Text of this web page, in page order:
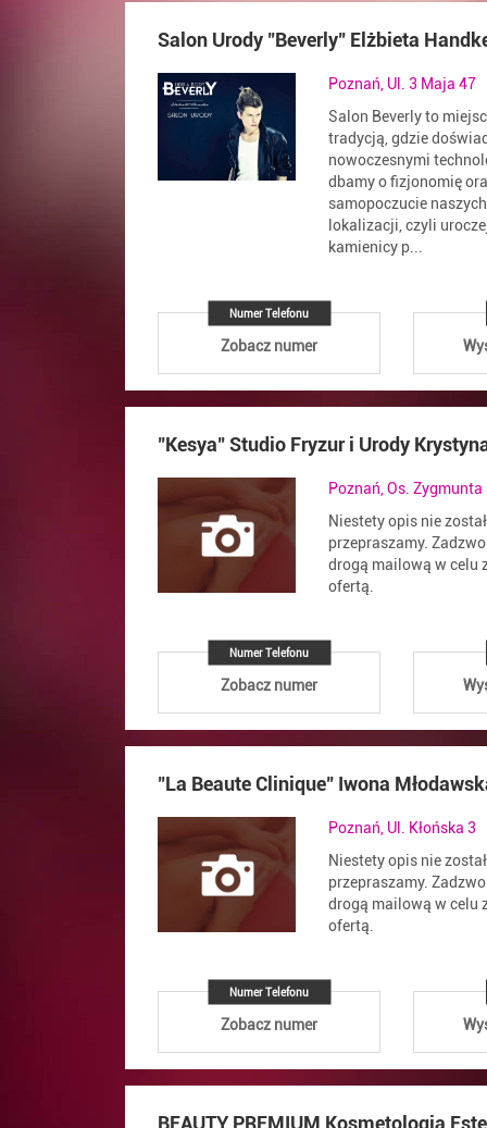
Salon Urody "Beverly" Elżbieta
Poznań, Ul. 3 Maja 47
Salon Beverly to
tradycją, gdzie
nowoczesnymi
dbamy o fizjonomię
samopoczucie
lokalizacji, czyli
kamienicy p...
Numer Telefonu
Zobacz numer
"Kesya" Studio Fryzur i Urody
Poznań, Os.
Niestety opis nie
przepraszamy.
drogą mailową w celu
ofertą.
Numer Telefonu
Zobacz numer
"La Beaute Clinique" Iwona
Poznań, Ul. Kłońska 3
Niestety opis nie
przepraszamy.
drogą mailową w celu
ofertą.
Numer Telefonu
Zobacz numer
BEAUTY PREMIUM Kosmetologia